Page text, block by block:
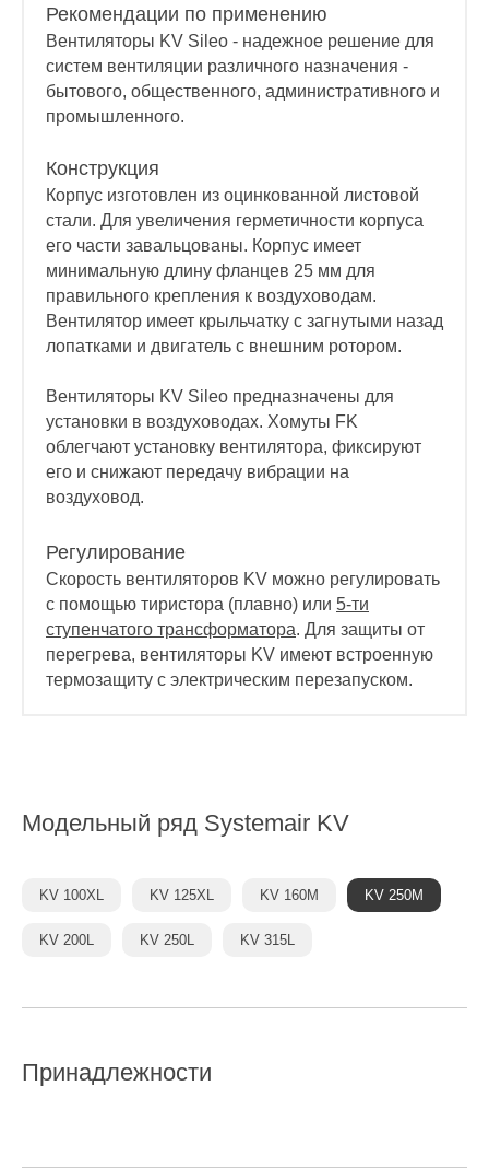
Рекомендации по применению
Вентиляторы KV Sileo - надежное решение для
систем вентиляции различного назначения -
бытового, общественного, административного и
промышленного.
Конструкция
Корпус изготовлен из оцинкованной листовой
стали. Для увеличения герметичности корпуса
его части завальцованы. Корпус имеет
минимальную длину фланцев 25 мм для
правильного крепления к воздуховодам.
Вентилятор имеет крыльчатку с загнутыми назад
лопатками и двигатель с внешним ротором.
Вентиляторы KV Sileo предназначены для
установки в воздуховодах. Хомуты FK
облегчают установку вентилятора, фиксируют
его и снижают передачу вибрации на
воздуховод.
Регулирование
Скорость вентиляторов KV можно регулировать
с помощью тиристора (плавно) или 5-ти
ступенчатого трансформатора. Для защиты от
перегрева, вентиляторы KV имеют встроенную
термозащиту с электрическим перезапуском.
Модельный ряд Systemair KV
KV 100XL KV 125XL KV 160M KV 250M
KV 200L KV 250L KV 315L
Принадлежности